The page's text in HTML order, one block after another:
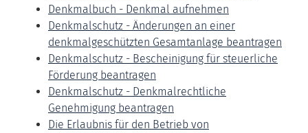
Denkmalbuch - Denkmal aufnehmen
Denkmalschutz - Änderungen an einer
denkmalgeschützten Gesamtanlage beantragen
Denkmalschutz - Bescheinigung für steuerliche
Förderung beantragen
Denkmalschutz - Denkmalrechtliche
Genehmigung beantragen
Die Erlaubnis für den Betrieb von